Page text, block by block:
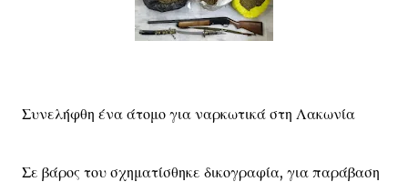
Συνελήφθη ένα άτομο για ναρκωτικά στη Λακωνία
Σε βάρος του σχηματίσθηκε δικογραφία, για παράβαση